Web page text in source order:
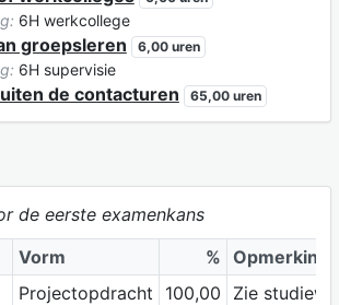
6H werkcollege
groepsleren 6,00 uren
6H supervisie
de contacturen 65,00 uren
de eerste examenkans
Vorm % Opmerking
Projectopdracht 100,00
Zie